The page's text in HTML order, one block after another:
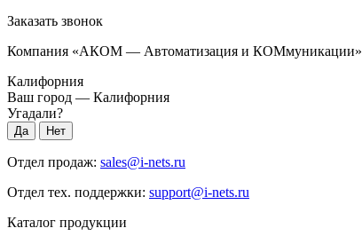
Заказать звонок
Компания «АКОМ — Автоматизация и КОМмуникации»
Калифорния
Ваш город — Калифорния
Угадали?
Отдел продаж: sales@i-nets.ru
Отдел тех. поддержки: support@i-nets.ru
Каталог продукции